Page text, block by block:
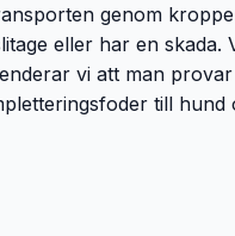
genom
eller har en
vi att man
till